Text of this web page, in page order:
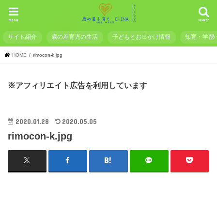
search
menu
サイト紹介 歳の差育児の生活 子どもとお出かけ情報 知育・学習
HOME rimocon-k.jpg
※アフィリエイト広告を利用しています
2020.01.28 2020.05.05
rimocon-k.jpg